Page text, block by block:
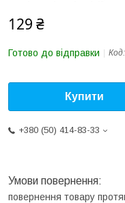
129 ₴
Готово до відправки Код:
Купити
+380 (50) 414-83-33
повернення товару